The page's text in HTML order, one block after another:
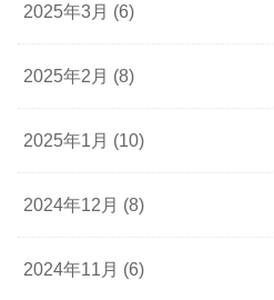
2025年3月 (6)
2025年2月 (8)
2025年1月 (10)
2024年12月 (8)
2024年11月 (6)